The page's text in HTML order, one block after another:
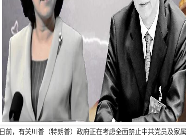
日前，有关川普（特朗普）政府正在考虑全面禁止中共党员及家